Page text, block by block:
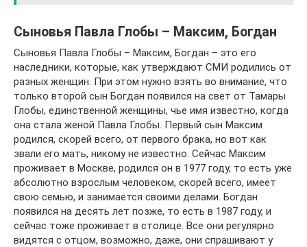
Сыновья Павла Глобы – Максим, Богдан
Сыновья Павла Глобы – Максим, Богдан – это его
наследники, которые, как утверждают СМИ родились от
разных женщин. При этом нужно взять во внимание, что
только второй сын Богдан появился на свет от Тамары
Глобы, единственной женщины, чье имя известно, когда
она стала женой Павла Глобы. Первый сын Максим
родился, скорей всего, от первого брака, но вот как
звали его мать, никому не известно. Сейчас Максим
проживает в Москве, родился он в 1977 году, то есть уже
абсолютно взрослым человеком, скорей всего, имеет
свою семью, и занимается своими делами. Богдан
появился на десять лет позже, то есть в 1987 году, и
сейчас тоже проживает в столице. Все они регулярно
видятся с отцом, возможно, даже, они спрашивают у